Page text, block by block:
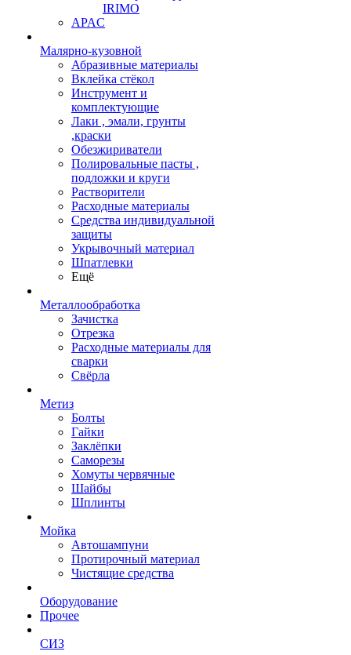
IRIMO
APAC
Малярно-кузовной
Абразивные материалы
Вклейка стёкол
Инструмент и
комплектующие
Лаки , эмали, грунты
,краски
Обезжириватели
Полировальные пасты ,
подложки и круги
Растворители
Расходные материалы
Средства индивидуальной
защиты
Укрывочный материал
Шпатлевки
Ещё
Металлообработка
Зачистка
Отрезка
Расходные материалы для
сварки
Свёрла
Метиз
Болты
Гайки
Заклёпки
Саморезы
Хомуты червячные
Шайбы
Шплинты
Мойка
Автошампуни
Протирочный материал
Чистящие средства
Оборудование
Прочее
СИЗ